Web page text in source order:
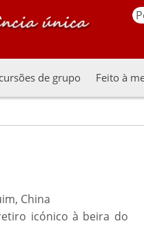
de grupo Feito à
China
icónico à beira do